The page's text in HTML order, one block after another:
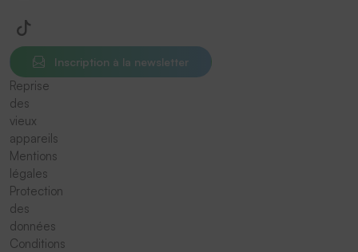
Inscription à la newsletter
Reprise
des
vieux
appareils
Mentions
légales
Protection
des
données
Conditions